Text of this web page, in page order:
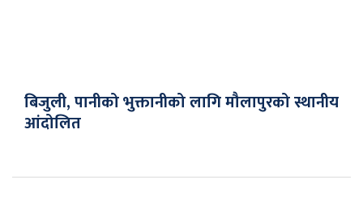
बिजुली, पानीको भुक्तानीको लागि मौलापुरको स्थानीय
आंदोलित